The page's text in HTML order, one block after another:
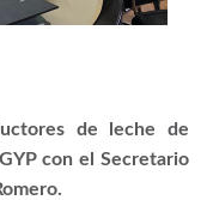
de leche de
con el Secretario